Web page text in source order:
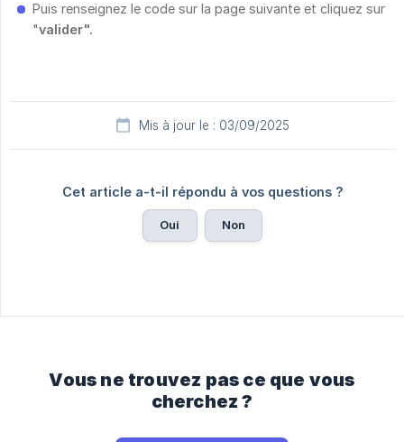
Puis renseignez le code sur la page suivante et cliquez sur
"valider".
Mis à jour le : 03/09/2025
Cet article a-t-il répondu à vos questions ?
Oui Non
Vous ne trouvez pas ce que vous
cherchez ?